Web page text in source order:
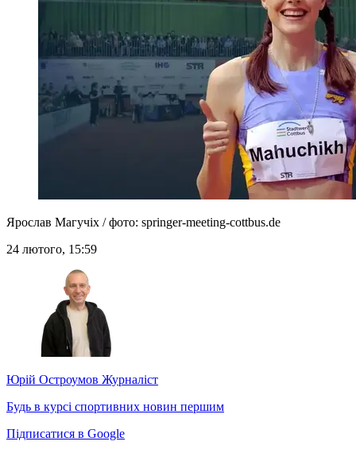
Ярослав Магучіх / фото: springer-meeting-cottbus.de
24 лютого, 15:59
Юрій Остроумов Журналіст
Будь в курсі спортивних новин першим
Підписатися в Google